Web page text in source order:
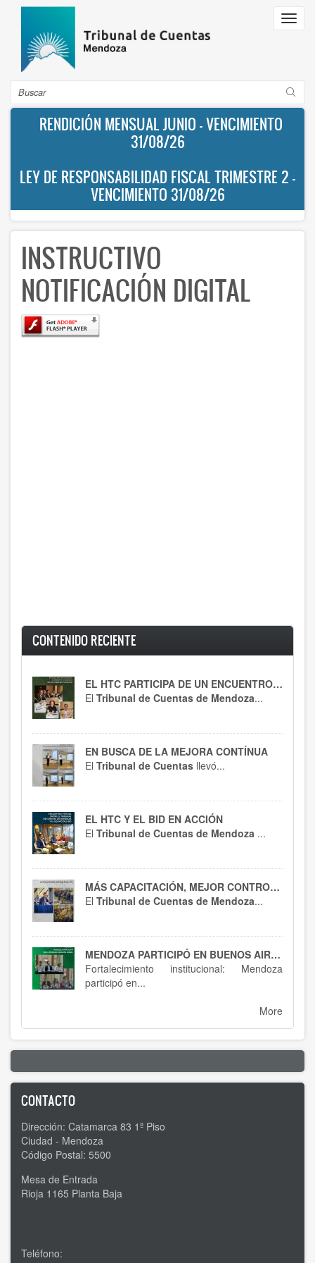
Pasar
contenido
principal
Buscar
RENDICIÓN MENSUAL JUNIO - VENCIMIENTO
31/08/26
LEY DE RESPONSABILIDAD FISCAL TRIMESTRE 2 -
VENCIMIENTO 31/08/26
INSTRUCTIVO
NOTIFICACIÓN DIGITAL
CONTENIDO RECIENTE
EL HTC PARTICIPA DE UN ENCUENTRO CLAVE
El Tribunal de Cuentas de Mendoza...
EN BUSCA DE LA MEJORA CONTÍNUA
El Tribunal de Cuentas llevó...
EL HTC Y EL BID EN ACCIÓN
El Tribunal de Cuentas de Mendoza ...
MÁS CAPACITACIÓN, MEJOR CONTROL : EL HTC SE ACTUALIZA EN RT 54
El Tribunal de Cuentas de Mendoza...
MENDOZA PARTICIPÓ EN BUENOS AIRES : SPTCRA
Fortalecimiento institucional: Mendoza
participó en...
More
CONTACTO
Dirección: Catamarca 83 1º Piso
Ciudad - Mendoza
Código Postal: 5500
Mesa de Entrada
Rioja 1165 Planta Baja
Teléfono: